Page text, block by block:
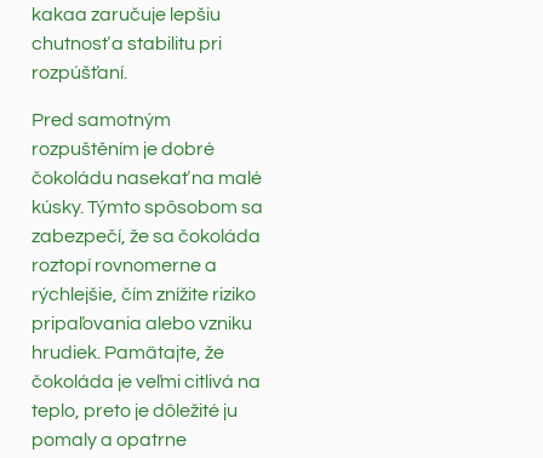
kakaa zaručuje lepšiu
chutnosť a stabilitu pri
rozpúšťaní.
Pred samotným
rozpuštěním je dobré
čokoládu nasekať na malé
kúsky. Týmto spôsobom sa
zabezpečí, že sa čokoláda
roztopí rovnomerne a
rýchlejšie, čím znížite riziko
pripaľovania alebo vzniku
hrudiek. Pamätajte, že
čokoláda je veľmi citlivá na
teplo, preto je dôležité ju
pomaly a opatrne